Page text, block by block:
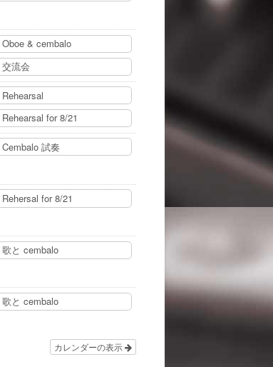
Oboe & cembalo
交流会
Rehearsal
Rehearsal for 8/21
Cembalo 試奏
Rehersal for 8/21
歌と cembalo
歌と cembalo
カレンダーの表示